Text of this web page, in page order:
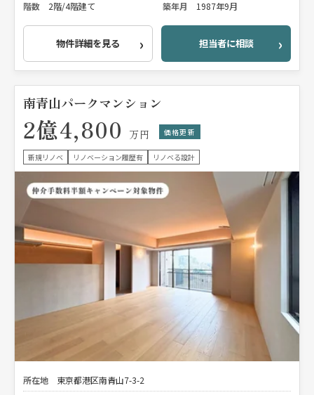
階数
2階/4階建て 築年月 1987年9月
物件詳細を見る 担当者に相談
南青山パークマンション
2億4,800 万円 価格更新
新規リノベ リノベーション履歴有 リノベる設計
所在地
東京都港区南青山7-3-2